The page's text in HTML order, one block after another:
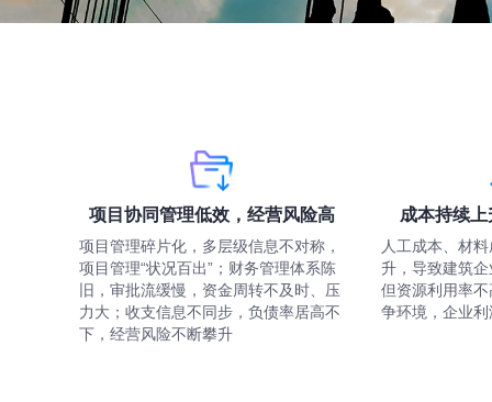
项目协同管理低效，经营风险高
项目管理碎片化，多层级信息不对称，
项目管理“状况百出”；财务管理体系陈
旧，审批流缓慢，资金周转不及时、压
力大；收支信息不同步，负债率居高不
下，经营风险不断攀升
成本持续
人工成本、材
升，导致建筑
但资源利用率
争环境，企业利